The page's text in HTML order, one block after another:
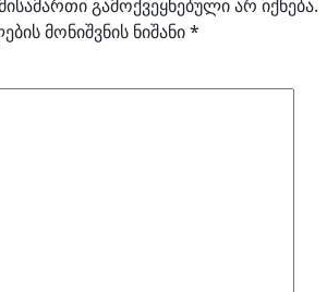
გამოქვეყნებული არ იქნება.
მონიშვნის ნიშანი*